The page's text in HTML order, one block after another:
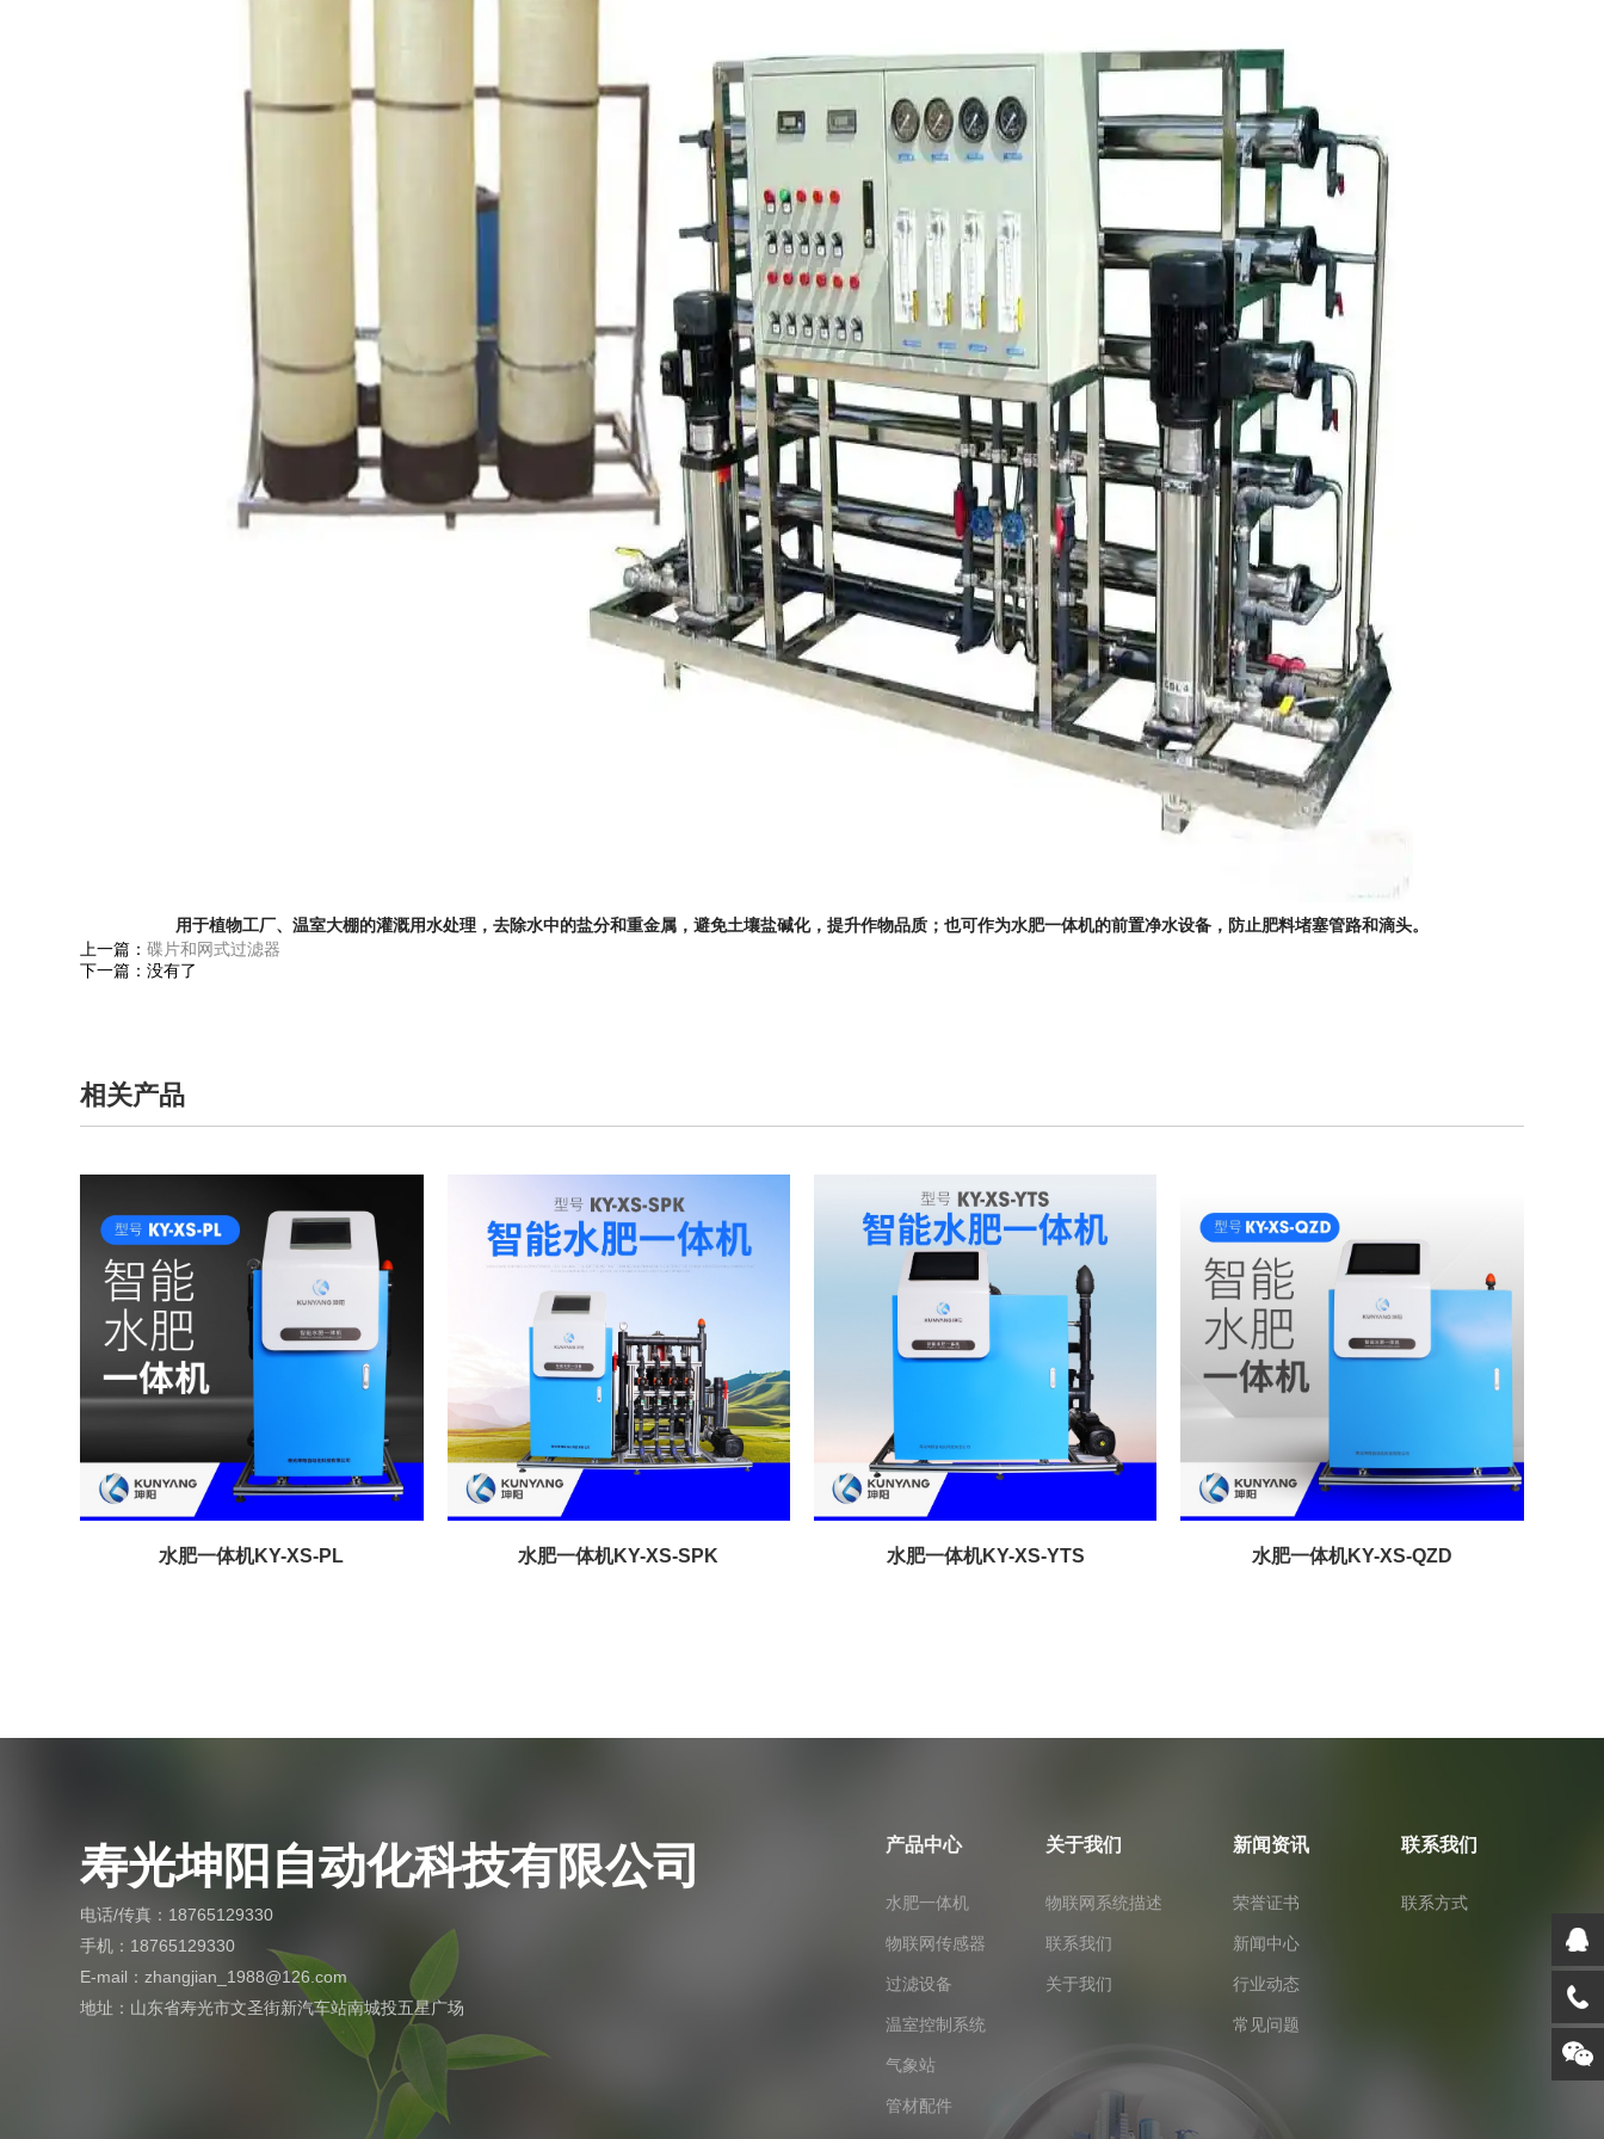
用于植物工厂、温室大棚的灌溉用水处理，去除水中的盐分和重金属，避免土壤盐碱化，提升作物品质；也可作为水肥一体机的前置净水设备，防止肥料堵塞管路和滴头。
上一篇：碟片和网式过滤器
下一篇：没有了
相关产品
水肥一体机KY-XS-PL 水肥一体机KY-XS-SPK 水肥一体机KY-XS-YTS 水肥一体机KY-XS-QZD
寿光坤阳自动化科技有限公司
电话/传真：18765129330
手机：18765129330
E-mail：zhangjian_1988@126.com
地址：山东省寿光市文圣街新汽车站南城投五星广场
产品中心
水肥一体机
物联网传感器
过滤设备
温室控制系统
气象站
管材配件
关于我们
物联网系统描述
联系我们
关于我们
新闻资讯
荣誉证书
新闻中心
行业动态
常见问题
联系我们
联系方式